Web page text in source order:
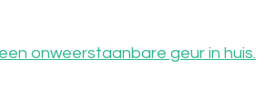
onweerstaanbare geur in huis.